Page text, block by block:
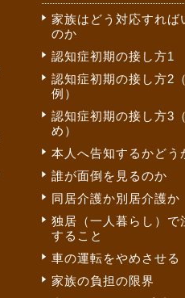
家族はどう対応すれば
のか
認知症初期の接し方1
認知症初期の接し方2
例）
認知症初期の接し方3
め）
本人へ告知するかどう
誰が面倒を見るのか
同居介護か別居介護か
独居（一人暮らし）で
すること
車の運転をやめさせる
家族の負担の限界